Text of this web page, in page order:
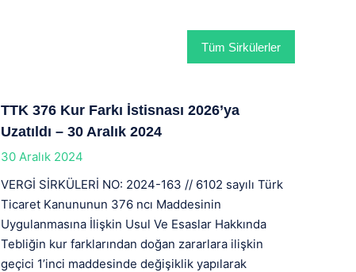
Tüm Sirkülerler
TTK 376 Kur Farkı İstisnası 2026’ya
Uzatıldı – 30 Aralık 2024
30 Aralık 2024
VERGİ SİRKÜLERİ NO: 2024-163 // 6102 sayılı Türk
Ticaret Kanununun 376 ncı Maddesinin
Uygulanmasına İlişkin Usul Ve Esaslar Hakkında
Tebliğin kur farklarından doğan zararlara ilişkin
geçici 1’inci maddesinde değişiklik yapılarak